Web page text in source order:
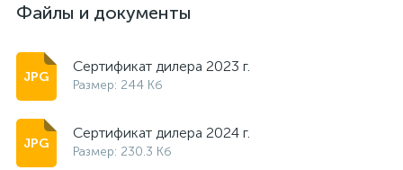
Файлы и документы
Сертификат дилера 2023 г.
Размер: 244 Кб
Сертификат дилера 2024 г.
Размер: 230.3 Кб